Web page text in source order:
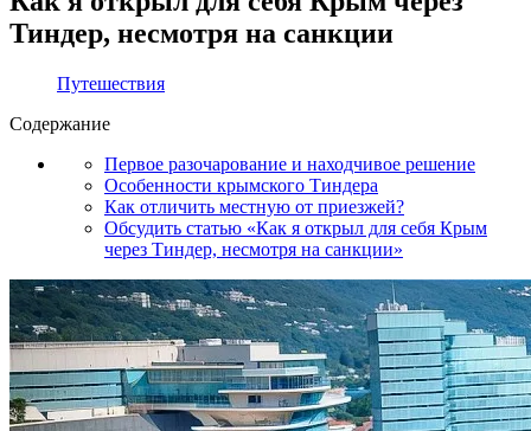
Тиндер, несмотря на санкции
Путешествия
Содержание
Первое разочарование и находчивое решение
Особенности крымского Тиндера
Как отличить местную от приезжей?
Обсудить статью «Как я открыл для себя Крым
через Тиндер, несмотря на санкции»